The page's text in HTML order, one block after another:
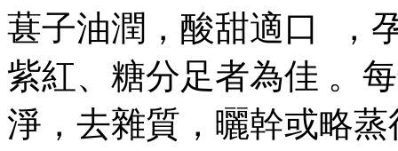
葚子油潤，酸甜適口  ，
紫紅、糖分足者為佳 
淨，去雜質，曬幹或略